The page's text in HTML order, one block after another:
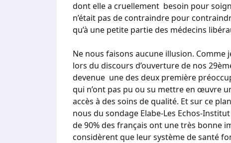
dont elle a cruellement besoin pour
n’était pas de contraindre pour
qu’à une petite partie des médecins
Ne nous faisons aucune illusion. Comme
lors du discours d’ouverture de nos
devenue une des deux première
qui n’ont pas pu ou su mettre en œuvre
accès à des soins de qualité. Et sur ce
nous du sondage Elabe-Les Echos-
de 90% des français ont une très bonne
considèrent que leur système de santé